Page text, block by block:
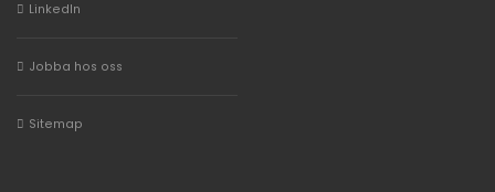
LinkedIn
Jobba hos oss
Sitemap